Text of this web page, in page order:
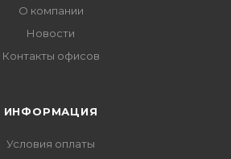
О компании
Новости
Контакты офисов
ИНФОРМАЦИЯ
Условия оплаты